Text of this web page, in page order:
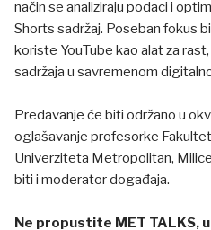
način se analiziraju podaci i
Shorts sadržaj. Poseban fokus
koriste YouTube kao alat za
sadržaja u savremenom
Predavanje će biti održano u
oglašavanje profesorke
Univerziteta Metropolitan,
biti i moderator događaja.
Ne propustite MET TALKS,